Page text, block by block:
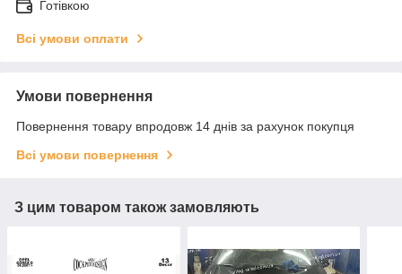
Готівкою
Всі умови оплати
Умови повернення
Повернення товару впродовж 14 днів за рахунок покупця
Всі умови повернення
З цим товаром також замовляють